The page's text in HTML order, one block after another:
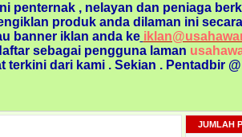
penternak , nelayan dan peniaga
produk anda dilaman ini
banner iklan anda ke
sebagai pengguna laman
terkini dari kami . Sekian . Pentadbir
JUMLAH